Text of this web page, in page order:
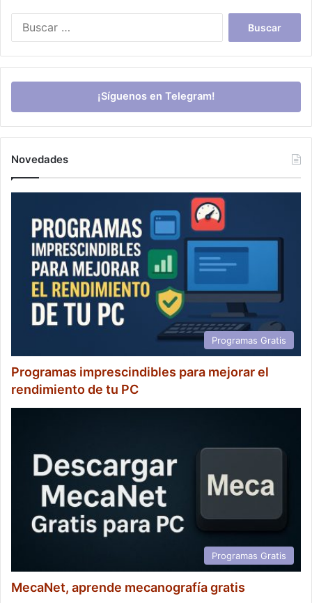
¡Síguenos en Telegram!
Novedades
Programas Gratis
Programas imprescindibles para mejorar el
rendimiento de tu PC
Programas Gratis
MecaNet, aprende mecanografía gratis